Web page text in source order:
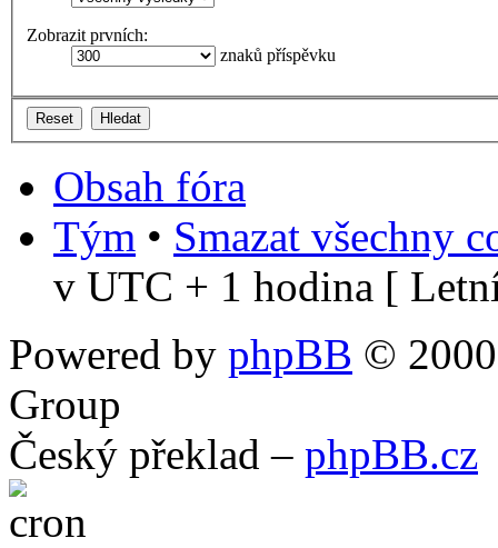
Zobrazit prvních:
znaků příspěvku
Obsah fóra
Tým • Smazat všechny
v UTC + 1 hodina [
Powered by phpBB ©
Group
Český překlad – phpBB.cz